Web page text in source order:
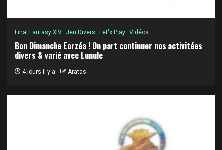
Final Fantasy XIV Jeu Divers Let's Play Vidéos
Bon Dimanche Eorzéa ! On part continuer nos activitées
divers & varié avec Lunule
4 jours il y a Aratas